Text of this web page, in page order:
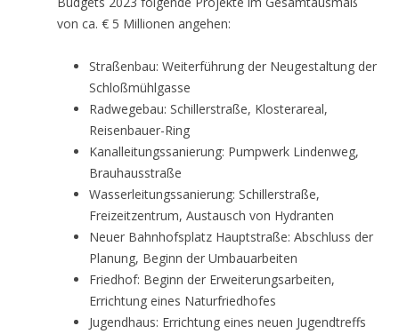
von ca. € 5 Millionen angehen:
Straßenbau: Weiterführung der Neugestaltung der
Schloßmühlgasse
Radwegebau: Schillerstraße, Klosterareal,
Reisenbauer-Ring
Kanalleitungssanierung: Pumpwerk Lindenweg,
Brauhausstraße
Wasserleitungssanierung: Schillerstraße,
Freizeitzentrum, Austausch von Hydranten
Neuer Bahnhofsplatz Hauptstraße: Abschluss der
Planung, Beginn der Umbauarbeiten
Friedhof: Beginn der Erweiterungsarbeiten,
Errichtung eines Naturfriedhofes
Jugendhaus: Errichtung eines neuen Jugendtreffs